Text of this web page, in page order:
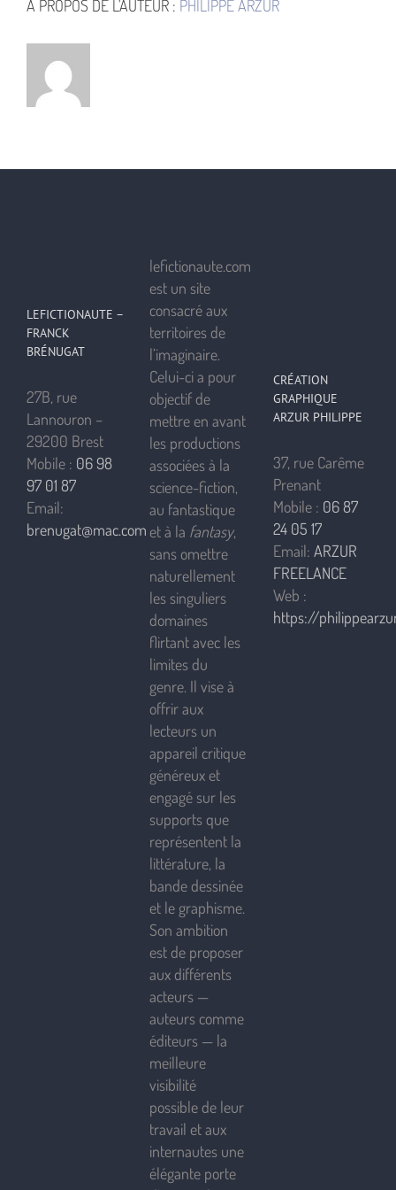
À PROPOS DE L'AUTEUR : PHILIPPE ARZUR
LEFICTIONAUTE –
FRANCK
BRÉNUGAT
27B, rue
Lannouron –
29200 Brest
Mobile : 06 98
97 01 87
Email:
brenugat@mac.com
lefictionaute.com
est un site
consacré aux
territoires de
l’imaginaire.
Celui-ci a pour
objectif de
mettre en avant
les productions
associées à la
science-fiction,
au fantastique
et à la fantasy,
sans omettre
naturellement
les singuliers
domaines
flirtant avec les
limites du
genre. Il vise à
offrir aux
lecteurs un
appareil critique
généreux et
engagé sur les
supports que
représentent la
littérature, la
bande dessinée
et le graphisme.
Son ambition
est de proposer
aux différents
acteurs —
auteurs comme
éditeurs — la
meilleure
visibilité
possible de leur
travail et aux
internautes une
élégante porte
CRÉATION
GRAPHIQUE
ARZUR PHILIPPE
37, rue Carême
Prenant
Mobile : 06 87
24 05 17
Email: ARZUR
FREELANCE
Web :
https://